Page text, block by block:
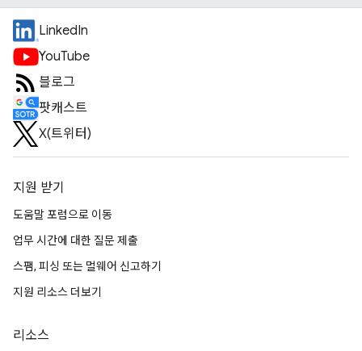
LinkedIn
YouTube
블로그
팟캐스트
X(트위터)
지원 받기
도움말 포럼으로 이동
업무 시간에 대한 질문 제출
스팸, 피싱 또는 멀웨어 신고하기
지원 리소스 더보기
리소스